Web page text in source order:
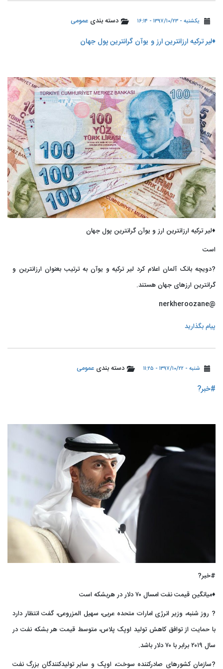
یکشنبه - ۱۳۹۷/۱۰/۲۳ - ۱۶:۱۴ دسته بندی عمومی
♦️لیر ترکیه ارزانترین ارز و یوآن گرانترین پول جهان
♦️لیر ترکیه ارزانترین ارز و یوآن گرانترین پول جهان
است
?دویچه بانک آلمان اعلام کرد لیر ترکیه و یوآن به ترتیب بعنوان ارزانترین و
گرانترین ارزهای جهان هستند.
@nerkheroozane
پیام بگذارید
شنبه - ۱۳۹۷/۱۰/۲۲ - ۱۱:۲۵ دسته بندی عمومی
#خبر?
#خبر?
♦️میانگین قیمت نفت امسال ۷۰ دلار در هربشکه است
? روز شنبه، وزیر انرژی امارات متحده عربی، سهیل المزروعی، گفت انتظار دارد
با حمایت از توافق کاهش تولید اوپک پلاس، متوسط قیمت هر بشکه نفت در
سال ۲۰۱۹ برابر با ۷۰ دلار باشد.
?سازمان کشورهای صادرکننده سوخت، اوپک و سایر تولیدکنندگان بزرگ نفت